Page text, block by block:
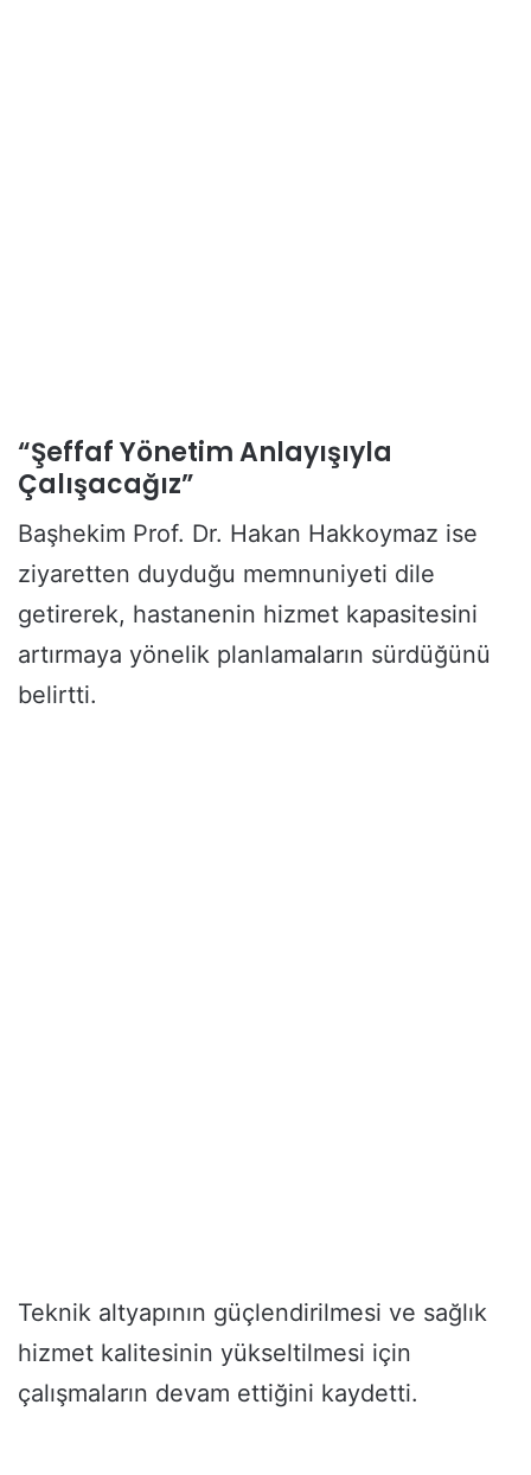
“Şeffaf Yönetim Anlayışıyla
Çalışacağız”
Başhekim Prof. Dr. Hakan Hakkoymaz ise
ziyaretten duyduğu memnuniyeti dile
getirerek, hastanenin hizmet kapasitesini
artırmaya yönelik planlamaların sürdüğünü
belirtti.
Teknik altyapının güçlendirilmesi ve sağlık
hizmet kalitesinin yükseltilmesi için
çalışmaların devam ettiğini kaydetti.